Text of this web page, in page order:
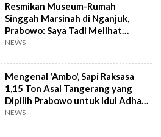
Resmikan Museum-Rumah
Singgah Marsinah di Nganjuk,
Prabowo: Saya Tadi Melihat
Kamarnya
NEWS
Mengenal 'Ambo', Sapi Raksasa
1,15 Ton Asal Tangerang yang
Dipilih Prabowo untuk Idul Adha
2026
NEWS